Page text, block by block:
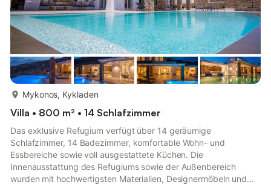
Mykonos, Kykladen
Villa • 800 m² • 14 Schlafzimmer
Das exklusive Refugium verfügt über 14 geräumige
Schlafzimmer, 14 Badezimmer, komfortable Wohn- und
Essbereiche sowie voll ausgestattete Küchen. Die
Innenausstattung des Refugiums sowie der Außenbereich
wurden mit hochwertigsten Materialien, Designermöbeln und